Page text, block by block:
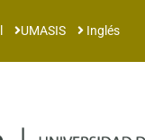
UMASIS Inglés